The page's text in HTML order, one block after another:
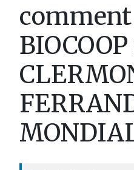
BIOCOOP